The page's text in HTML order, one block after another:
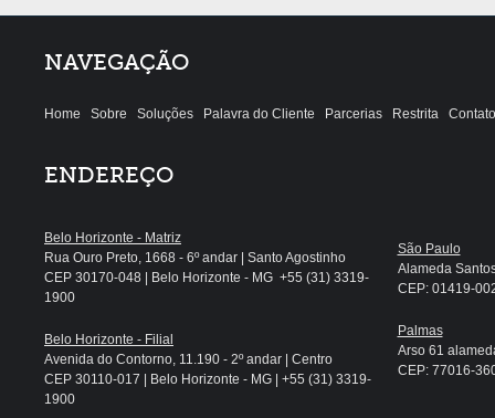
NAVEGAÇÃO
Home Sobre Soluções Palavra do Cliente Parcerias Restrita Contato
ENDEREÇO
Belo Horizonte - Matriz
Rua Ouro Preto, 1668 - 6º andar | Santo Agostinho
CEP 30170-048 | Belo Horizonte - MG +55 (31) 3319-
1900
Belo Horizonte - Filial
Avenida do Contorno, 11.190 - 2º andar | Centro
CEP 30110-017 | Belo Horizonte - MG | +55 (31) 3319-
1900
São Paulo
Alameda
CEP: 01419-
Palmas
Arso 61
CEP: 77016-